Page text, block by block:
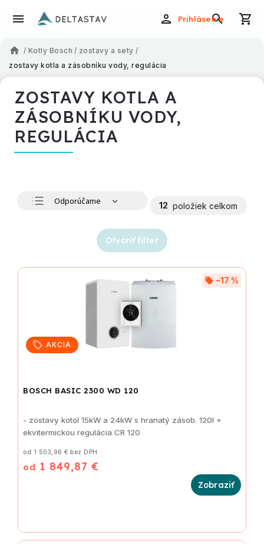
Prihlásenie
/ Kotly Bosch / zostavy a sety /
zostavy kotla a zásobníku vody, regulácia
ZOSTAVY KOTLA A
ZÁSOBNÍKU VODY,
REGULÁCIA
Odporúčame
12 položiek celkom
Otvoriť filter
AKCIA
BOSCH BASIC 2300 WD 120
–17 %
od 1 503,96 € bez DPH
od 1 849,87 €
- zostavy kotol 15kW a 24kW s hranatý zásob. 120l +
ekvitermickou regulácia CR 120